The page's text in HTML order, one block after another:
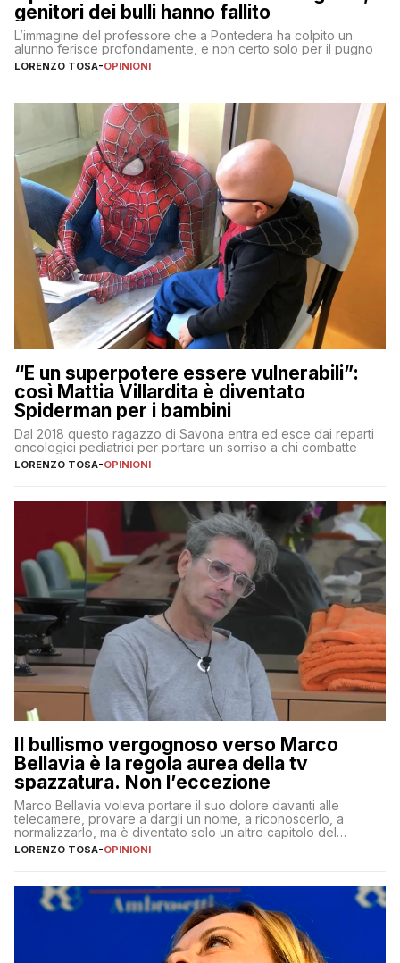
genitori dei bulli hanno fallito
L’immagine del professore che a Pontedera ha colpito un
alunno ferisce profondamente, e non certo solo per il pugno
LORENZO TOSA-OPINIONI
“È un superpotere essere vulnerabili”:
così Mattia Villardita è diventato
Spiderman per i bambini
Dal 2018 questo ragazzo di Savona entra ed esce dai reparti
oncologici pediatrici per portare un sorriso a chi combatte
LORENZO TOSA-OPINIONI
Il bullismo vergognoso verso Marco
Bellavia è la regola aurea della tv
spazzatura. Non l’eccezione
Marco Bellavia voleva portare il suo dolore davanti alle
telecamere, provare a dargli un nome, a riconoscerlo, a
normalizzarlo, ma è diventato solo un altro capitolo del
copione
LORENZO TOSA-OPINIONI